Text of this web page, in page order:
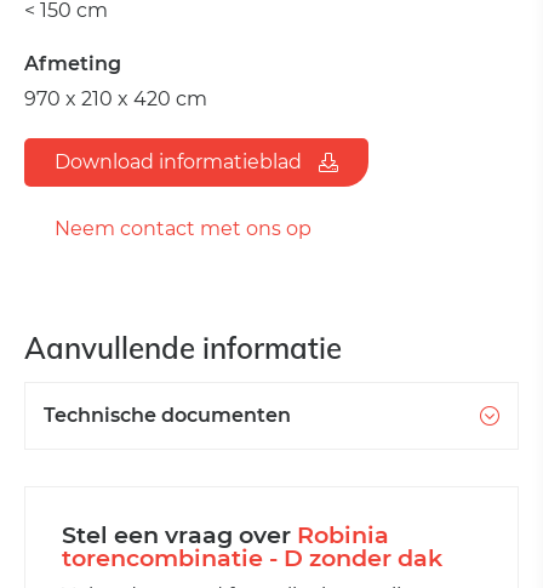
< 150 cm
Afmeting
970 x 210 x 420 cm
Download informatieblad
Neem contact met ons op
Aanvullende informatie
Technische documenten
Stel een vraag over Robinia
torencombinatie - D zonder dak